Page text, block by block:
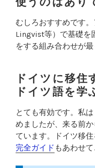
むしろおすすめです
Lingvist等）で基礎を
をする組み合わせが
ドイツに移住
ドイツ語を学
とても有効です。私
めましたが、来る前
ています。ドイツ移
完全ガイド もあわせて